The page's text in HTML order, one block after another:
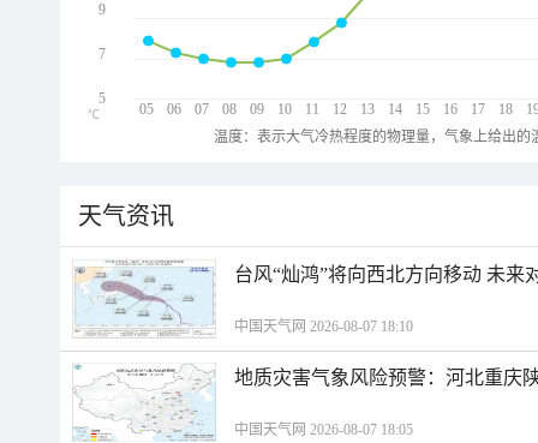
05 06 07 08 09 10 11 12 13 14 15 16 17 18
9
7
5
℃
温度：表示大气冷热程度的物理量，气象上给出
天气资讯
台风“灿鸿”将向西北方向移动 未来
中国天气网 2026-08-07 18:10
地质灾害气象风险预警：河北重庆
中国天气网 2026-08-07 18:05